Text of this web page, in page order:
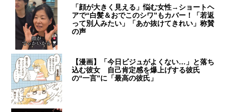
「顔が大きく見える」悩む女性→ショートヘ
アで“白髪＆おでこのシワ”もカバー！「若返
って別人みたい」「あか抜けてきれい」称賛
の声
【漫画】「今日ビジュがよくない…」と落ち
込む彼女 自己肯定感を爆上げする彼氏
の“一言”に「最高の彼氏」